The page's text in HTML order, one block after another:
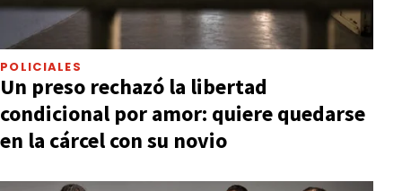
POLICIALES
Un preso rechazó la libertad
condicional por amor: quiere quedarse
en la cárcel con su novio